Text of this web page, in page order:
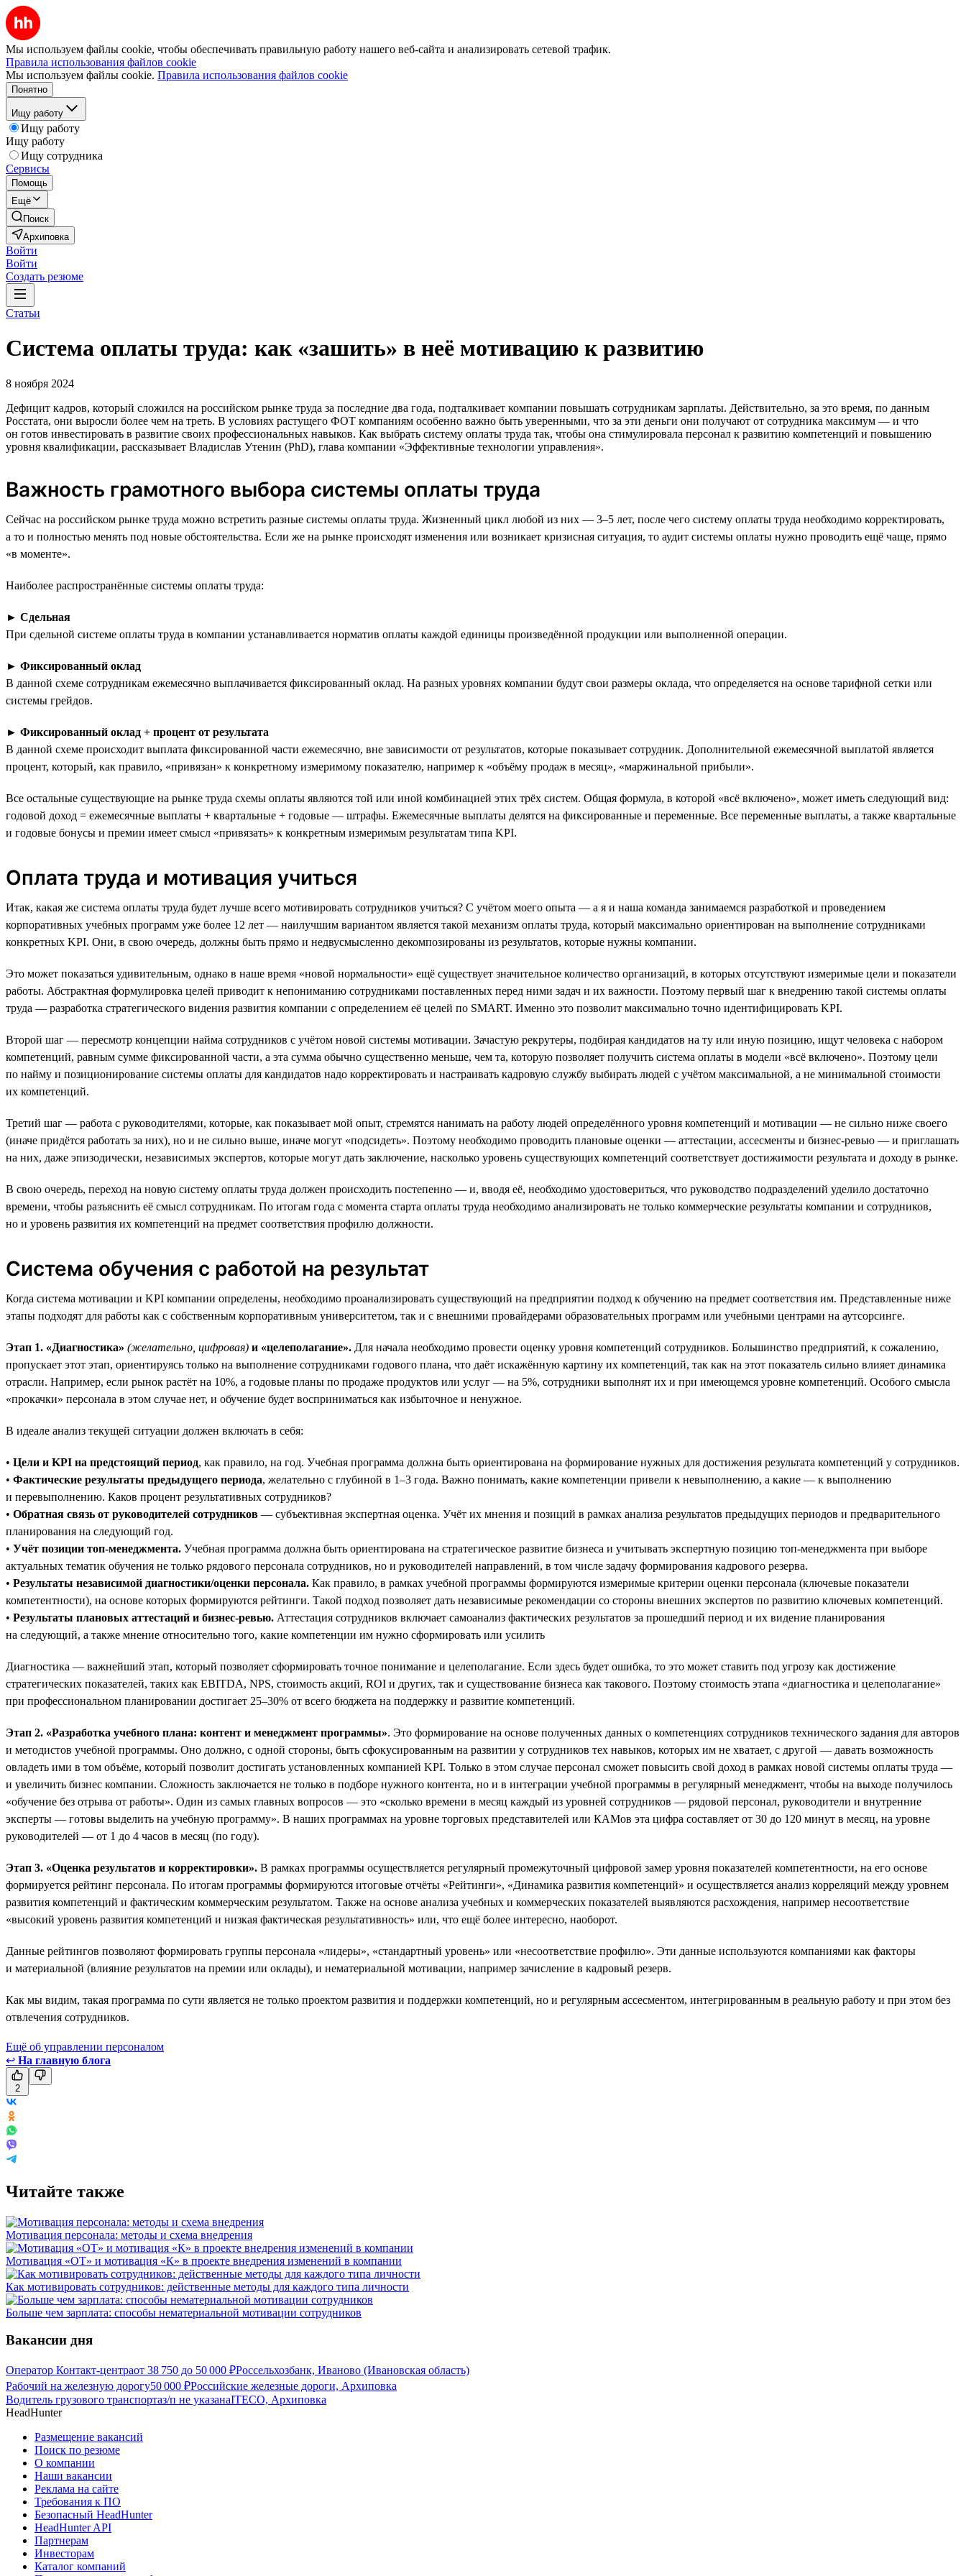
Мы используем файлы cookie, чтобы обеспечивать правильную работу нашего веб-сайта и анализировать сетевой трафик.
Правила использования файлов cookie
Мы используем файлы cookie. Правила использования файлов cookie
Понятно
Ищу работу
Ищу работу
Ищу работу
Ищу сотрудника
Сервисы
Помощь
Ещё
Поиск
Архиповка
Войти
Войти
Создать резюме
Статьи
Система оплаты труда: как «зашить» в неё мотивацию к развитию
8 ноября 2024
Дефицит кадров, который сложился на российском рынке труда за последние два года, подталкивает компании повышать сотрудникам зарплаты. Действительно, за это время, по данным
Росстата, они выросли более чем на треть. В условиях растущего ФОТ компаниям особенно важно быть уверенными, что за эти деньги они получают от сотрудника максимум — и что
он готов инвестировать в развитие своих профессиональных навыков. Как выбрать систему оплаты труда так, чтобы она стимулировала персонал к развитию компетенций и повышению
уровня квалификации, рассказывает Владислав Утенин (PhD), глава компании «Эффективные технологии управления».
Важность грамотного выбора системы оплаты труда
Сейчас на российском рынке труда можно встретить разные системы оплаты труда. Жизненный цикл любой из них — 3–5 лет, после чего систему оплаты труда необходимо корректировать,
а то и полностью менять под новые обстоятельства. Если же на рынке происходят изменения или возникает кризисная ситуация, то аудит системы оплаты нужно проводить ещё чаще, прямо
«в моменте».
Наиболее распространённые системы оплаты труда:
► Сдельная
При сдельной системе оплаты труда в компании устанавливается норматив оплаты каждой единицы произведённой продукции или выполненной операции.
► Фиксированный оклад
В данной схеме сотрудникам ежемесячно выплачивается фиксированный оклад. На разных уровнях компании будут свои размеры оклада, что определяется на основе тарифной сетки или
системы грейдов.
► Фиксированный оклад + процент от результата
В данной схеме происходит выплата фиксированной части ежемесячно, вне зависимости от результатов, которые показывает сотрудник. Дополнительной ежемесячной выплатой является
процент, который, как правило, «привязан» к конкретному измеримому показателю, например к «объёму продаж в месяц», «маржинальной прибыли».
Все остальные существующие на рынке труда схемы оплаты являются той или иной комбинацией этих трёх систем. Общая формула, в которой «всё включено», может иметь следующий вид:
годовой доход = ежемесячные выплаты + квартальные + годовые — штрафы. Ежемесячные выплаты делятся на фиксированные и переменные. Все переменные выплаты, а также квартальные
и годовые бонусы и премии имеет смысл «привязать» к конкретным измеримым результатам типа KPI.
Оплата труда и мотивация учиться
Итак, какая же система оплаты труда будет лучше всего мотивировать сотрудников учиться? С учётом моего опыта — а я и наша команда занимаемся разработкой и проведением
корпоративных учебных программ уже более 12 лет — наилучшим вариантом является такой механизм оплаты труда, который максимально ориентирован на выполнение сотрудниками
конкретных KPI. Они, в свою очередь, должны быть прямо и недвусмысленно декомпозированы из результатов, которые нужны компании.
Это может показаться удивительным, однако в наше время «новой нормальности» ещё существует значительное количество организаций, в которых отсутствуют измеримые цели и показатели
работы. Абстрактная формулировка целей приводит к непониманию сотрудниками поставленных перед ними задач и их важности. Поэтому первый шаг к внедрению такой системы оплаты
труда — разработка стратегического видения развития компании с определением её целей по SMART. Именно это позволит максимально точно идентифицировать KPI.
Второй шаг — пересмотр концепции найма сотрудников с учётом новой системы мотивации. Зачастую рекрутеры, подбирая кандидатов на ту или иную позицию, ищут человека с набором
компетенций, равным сумме фиксированной части, а эта сумма обычно существенно меньше, чем та, которую позволяет получить система оплаты в модели «всё включено». Поэтому цели
по найму и позиционирование системы оплаты для кандидатов надо корректировать и настраивать кадровую службу выбирать людей с учётом максимальной, а не минимальной стоимости
их компетенций.
Третий шаг — работа с руководителями, которые, как показывает мой опыт, стремятся нанимать на работу людей определённого уровня компетенций и мотивации — не сильно ниже своего
(иначе придётся работать за них), но и не сильно выше, иначе могут «подсидеть». Поэтому необходимо проводить плановые оценки — аттестации, ассесменты и бизнес-ревью — и приглашать
на них, даже эпизодически, независимых экспертов, которые могут дать заключение, насколько уровень существующих компетенций соответствует достижимости результата и доходу в рынке.
В свою очередь, переход на новую систему оплаты труда должен происходить постепенно — и, вводя её, необходимо удостовериться, что руководство подразделений уделило достаточно
времени, чтобы разъяснить её смысл сотрудникам. По итогам года с момента старта оплаты труда необходимо анализировать не только коммерческие результаты компании и сотрудников,
но и уровень развития их компетенций на предмет соответствия профилю должности.
Система обучения с работой на результат
Когда система мотивации и KPI компании определены, необходимо проанализировать существующий на предприятии подход к обучению на предмет соответствия им. Представленные ниже
этапы подходят для работы как с собственным корпоративным университетом, так и с внешними провайдерами образовательных программ или учебными центрами на аутсорсинге.
Этап 1. «Диагностика» (желательно, цифровая) и «целеполагание». Для начала необходимо провести оценку уровня компетенций сотрудников. Большинство предприятий, к сожалению,
пропускает этот этап, ориентируясь только на выполнение сотрудниками годового плана, что даёт искажённую картину их компетенций, так как на этот показатель сильно влияет динамика
отрасли. Например, если рынок растёт на 10%, а годовые планы по продаже продуктов или услуг — на 5%, сотрудники выполнят их и при имеющемся уровне компетенций. Особого смысла
«прокачки» персонала в этом случае нет, и обучение будет восприниматься как избыточное и ненужное.
В идеале анализ текущей ситуации должен включать в себя:
• Цели и KPI на предстоящий период, как правило, на год. Учебная программа должна быть ориентирована на формирование нужных для достижения результата компетенций у сотрудников.
• Фактические результаты предыдущего периода, желательно с глубиной в 1–3 года. Важно понимать, какие компетенции привели к невыполнению, а какие — к выполнению
и перевыполнению. Каков процент результативных сотрудников?
• Обратная связь от руководителей сотрудников — субъективная экспертная оценка. Учёт их мнения и позиций в рамках анализа результатов предыдущих периодов и предварительного
планирования на следующий год.
• Учёт позиции топ-менеджмента. Учебная программа должна быть ориентирована на стратегическое развитие бизнеса и учитывать экспертную позицию топ-менеджмента при выборе
актуальных тематик обучения не только рядового персонала сотрудников, но и руководителей направлений, в том числе задачу формирования кадрового резерва.
• Результаты независимой диагностики/оценки персонала. Как правило, в рамках учебной программы формируются измеримые критерии оценки персонала (ключевые показатели
компетентности), на основе которых формируются рейтинги. Такой подход позволяет дать независимые рекомендации со стороны внешних экспертов по развитию ключевых компетенций.
• Результаты плановых аттестаций и бизнес-ревью. Аттестация сотрудников включает самоанализ фактических результатов за прошедший период и их видение планирования
на следующий, а также мнение относительно того, какие компетенции им нужно сформировать или усилить
Диагностика — важнейший этап, который позволяет сформировать точное понимание и целеполагание. Если здесь будет ошибка, то это может ставить под угрозу как достижение
стратегических показателей, таких как EBITDA, NPS, стоимость акций, ROI и других, так и существование бизнеса как такового. Поэтому стоимость этапа «диагностика и целеполагание»
при профессиональном планировании достигает 25–30% от всего бюджета на поддержку и развитие компетенций.
Этап 2. «Разработка учебного плана: контент и менеджмент программы». Это формирование на основе полученных данных о компетенциях сотрудников технического задания для авторов
и методистов учебной программы. Оно должно, с одной стороны, быть сфокусированным на развитии у сотрудников тех навыков, которых им не хватает, с другой — давать возможность
овладеть ими в том объёме, который позволит достигать установленных компанией KPI. Только в этом случае персонал сможет повысить свой доход в рамках новой системы оплаты труда —
и увеличить бизнес компании. Сложность заключается не только в подборе нужного контента, но и в интеграции учебной программы в регулярный менеджмент, чтобы на выходе получилось
«обучение без отрыва от работы». Один из самых главных вопросов — это «сколько времени в месяц каждый из уровней сотрудников — рядовой персонал, руководители и внутренние
эксперты — готовы выделить на учебную программу». В наших программах на уровне торговых представителей или КАМов эта цифра составляет от 30 до 120 минут в месяц, на уровне
руководителей — от 1 до 4 часов в месяц (по году).
Этап 3. «Оценка результатов и корректировки». В рамках программы осуществляется регулярный промежуточный цифровой замер уровня показателей компетентности, на его основе
формируется рейтинг персонала. По итогам программы формируются итоговые отчёты «Рейтинги», «Динамика развития компетенций» и осуществляется анализ корреляций между уровнем
развития компетенций и фактическим коммерческим результатом. Также на основе анализа учебных и коммерческих показателей выявляются расхождения, например несоответствие
«высокий уровень развития компетенций и низкая фактическая результативность» или, что ещё более интересно, наоборот.
Данные рейтингов позволяют формировать группы персонала «лидеры», «стандартный уровень» или «несоответствие профилю». Эти данные используются компаниями как факторы
и материальной (влияние результатов на премии или оклады), и нематериальной мотивации, например зачисление в кадровый резерв.
Как мы видим, такая программа по сути является не только проектом развития и поддержки компетенций, но и регулярным ассесментом, интегрированным в реальную работу и при этом без
отвлечения сотрудников.
Ещё об управлении персоналом
↩ На главную блога
2
Читайте также
Мотивация персонала: методы и схема внедрения
Мотивация «ОТ» и мотивация «К» в проекте внедрения изменений в компании
Как мотивировать сотрудников: действенные методы для каждого типа личности
Больше чем зарплата: способы нематериальной мотивации сотрудников
Вакансии дня
Оператор Контакт-центраот 38 750 до 50 000 ₽Россельхозбанк, Иваново (Ивановская область)
Рабочий на железную дорогу50 000 ₽Российские железные дороги, Архиповка
Водитель грузового транспортаз/п не указанаITECO, Архиповка
HeadHunter
Размещение вакансий
Поиск по резюме
О компании
Наши вакансии
Реклама на сайте
Требования к ПО
Безопасный HeadHunter
HeadHunter API
Партнерам
Инвесторам
Каталог компаний